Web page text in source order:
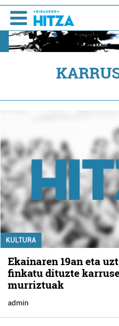
KULTURA
Ekainaren 19an eta
finkatu dituzte
murriztuak
admin